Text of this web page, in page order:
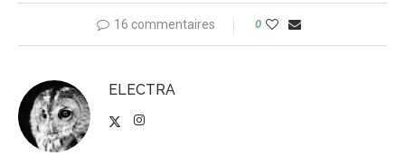
16 commentaires 0
ELECTRA